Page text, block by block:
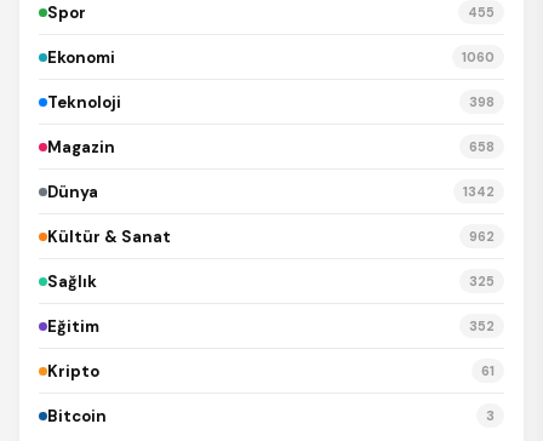
Spor 455
Ekonomi 1060
Teknoloji 398
Magazin 658
Dünya 1342
Kültür & Sanat 962
Sağlık 325
Eğitim 352
Kripto 61
Bitcoin 3